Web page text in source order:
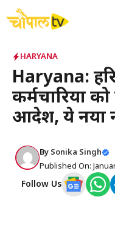
Skip
HARYANA
Haryana:
कर्मचारियों
आदेश, ये नया
By Sonika Singh
Published On:
Follow Us